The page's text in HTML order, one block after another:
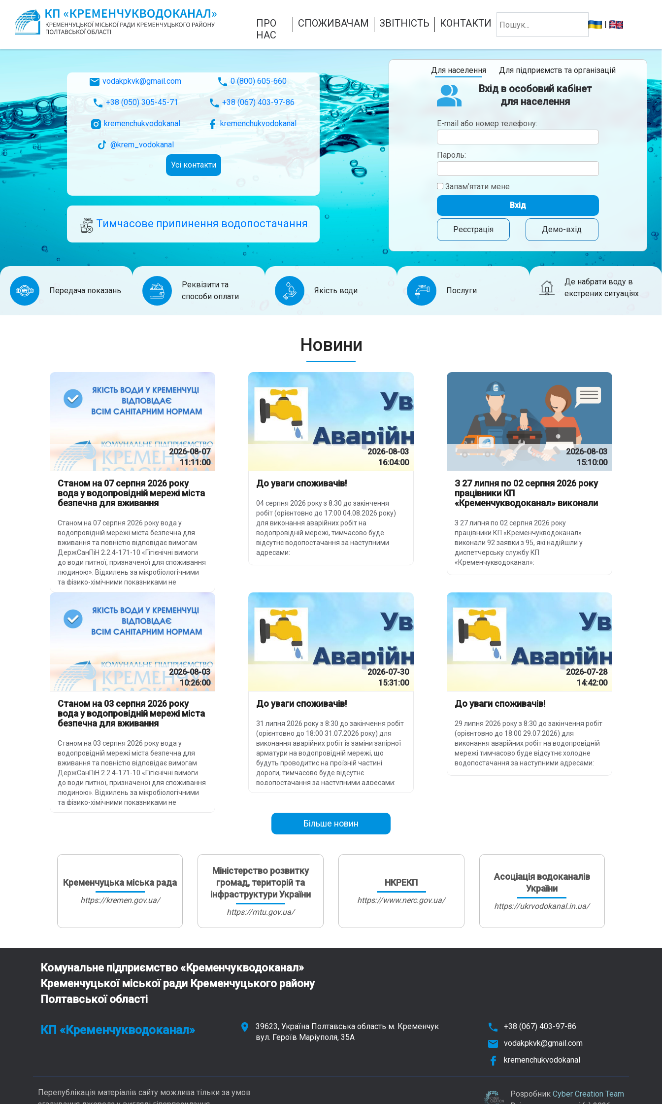
ПРО
НАС
СПОЖИВАЧАМ ЗВІТНІСТЬ КОНТАКТИ |
Передача показань
Реквізити та
способи оплати
Якість води Послуги
Де набрати воду в
екстрених ситуаціях
vodakpkvk@gmail.com 0 (800) 605-660
+38 (050) 305-45-71 +38 (067) 403-97-86
kremenchukvodokanal kremenchukvodokanal
@krem_vodokanal
Усі контакти
Тимчасове припинення водопостачання
Для населення Для підприємств та організацій
Вхід в особовий кабінет
для населення
E-mail або номер телефону:
Пароль:
Запам’ятати мене
Вхід
Реєстрація Демо-вхід
Новини
2026-08-07
11:11:00
Станом на 07 серпня 2026 року
вода у водопровідній мережі міста
безпечна для вживання
Станом на 07 серпня 2026 року вода у
водопровідній мережі міста безпечна для
вживання та повністю відповідає вимогам
ДержСанПіН 2.2.4-171-10 «Гігієнічні вимоги
до води питної, призначеної для споживання
людиною». Відхилень за мікробіологічними
та фізико-хімічними показниками не
зафіксовано.
2026-08-03
16:04:00
До уваги споживачів!
04 серпня 2026 року з 8:30 до закінчення
робіт (орієнтовно до 17:00 04.08.2026 року)
для виконання аварійних робіт на
водопровідній мережі, тимчасово буде
відсутнє водопостачання за наступними
адресами:
2026-08-03
15:10:00
З 27 липня по 02 серпня 2026 року
працівники КП
«Кременчукводоканал» виконали
З 27 липня по 02 серпня 2026 року
працівники КП «Кременчукводоканал»
виконали 92 заявки з 95, які надійшли у
диспетчерську службу КП
«Кременчукводоканал»:
2026-08-03
10:26:00
Станом на 03 серпня 2026 року
вода у водопровідній мережі міста
безпечна для вживання
Станом на 03 серпня 2026 року вода у
водопровідній мережі міста безпечна для
вживання та повністю відповідає вимогам
ДержСанПіН 2.2.4-171-10 «Гігієнічні вимоги
до води питної, призначеної для споживання
людиною». Відхилень за мікробіологічними
та фізико-хімічними показниками не
2026-07-30
15:31:00
До уваги споживачів!
31 липня 2026 року з 8:30 до закінчення робіт
(орієнтовно до 18:00 31.07.2026 року) для
виконання аварійних робіт із заміни запірної
арматури на водопровідній мережі, що
будуть проводитис на проїзній частині
дороги, тимчасово буде відсутнє
водопостачання за наступними адресами:
2026-07-28
14:42:00
До уваги споживачів!
29 липня 2026 року з 8:30 до закінчення робіт
(орієнтовно до 18:00 29.07.2026) для
виконання аварійних робіт на водопровідній
мережі тимчасово буде відсутнє холодне
водопостачання за наступними адресами:
Більше новин
Кременчуцька міська рада
https://kremen.gov.ua/
Міністерство розвитку
громад, територій та
інфраструктури України
https://mtu.gov.ua/
НКРЕКП
https://www.nerc.gov.ua/
Асоціація водоканалів
України
https://ukrvodokanal.in.ua/
Комунальне підприємство «Кременчукводоканал»
Кременчуцької міської ради Кременчуцького району
Полтавської області
КП «Кременчукводоканал»
39623, Україна Полтавська область м. Кременчук
вул. Героїв Маріуполя, 35А
+38 (067) 403-97-86
vodakpkvk@gmail.com
kremenchukvodokanal
Перепублікація матеріалів сайту можлива тільки за умов
Розробник Cyber Creation Team